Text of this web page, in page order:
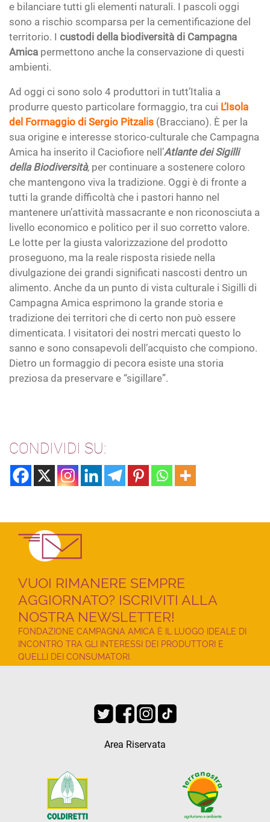
e bilanciare tutti gli elementi naturali. I pascoli oggi
sono a rischio scomparsa per la cementificazione del
territorio. I custodi della biodiversità di Campagna
Amica permettono anche la conservazione di questi
ambienti.
Ad oggi ci sono solo 4 produttori in tutt’Italia a
produrre questo particolare formaggio, tra cui L’Isola
del Formaggio di Sergio Pitzalis (Bracciano). È per la
sua origine e interesse storico-culturale che Campagna
Amica ha inserito il Caciofiore nell’Atlante dei Sigilli
della Biodiversità, per continuare a sostenere coloro
che mantengono viva la tradizione. Oggi è di fronte a
tutti la grande difficoltà che i pastori hanno nel
mantenere un’attività massacrante e non riconosciuta a
livello economico e politico per il suo corretto valore.
Le lotte per la giusta valorizzazione del prodotto
proseguono, ma la reale risposta risiede nella
divulgazione dei grandi significati nascosti dentro un
alimento. Anche da un punto di vista culturale i Sigilli di
Campagna Amica esprimono la grande storia e
tradizione dei territori che di certo non può essere
dimenticata. I visitatori dei nostri mercati questo lo
sanno e sono consapevoli dell’acquisto che compiono.
Dietro un formaggio di pecora esiste una storia
preziosa da preservare e “sigillare”.
CONDIVIDI SU:
VUOI RIMANERE SEMPRE
AGGIORNATO? ISCRIVITI ALLA
NOSTRA NEWSLETTER!
FONDAZIONE CAMPAGNA AMICA È IL LUOGO IDEALE DI
INCONTRO TRA GLI INTERESSI DEI PRODUTTORI E
QUELLI DEI CONSUMATORI.
Area Riservata